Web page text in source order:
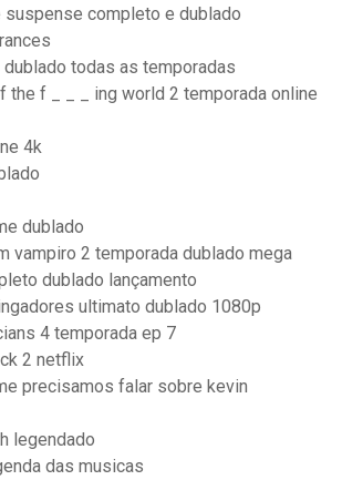
completo e dublado
todas as temporadas
the f _ _ _ ing world 2 temporada online
4k
dublado
vampiro 2 temporada dublado mega
dublado lançamento
ultimato dublado 1080p
4 temporada ep 7
2 netflix
precisamos falar sobre kevin
legendado
das musicas